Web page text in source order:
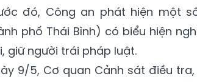
đó, Công an phát hiện một
phố Thái Bình) có biểu hiện
giữ người trái pháp luật.
9/5, Cơ quan Cảnh sát điều